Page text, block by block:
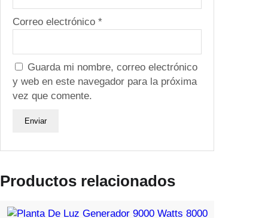
Correo electrónico *
Guarda mi nombre, correo electrónico
y web en este navegador para la próxima
vez que comente.
Productos relacionados